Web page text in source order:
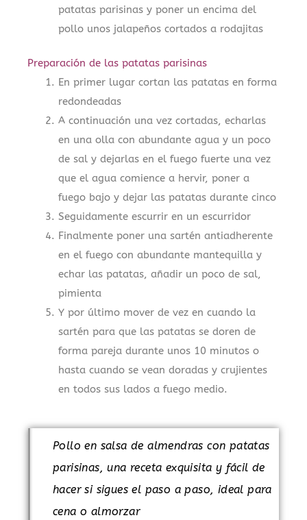
patatas parisinas y poner un encima del
pollo unos jalapeños cortados a rodajitas
Preparación de las patatas parisinas
En primer lugar cortan las patatas en forma
redondeadas
A continuación una vez cortadas, echarlas
en una olla con abundante agua y un poco
de sal y dejarlas en el fuego fuerte una vez
que el agua comience a hervir, poner a
fuego bajo y dejar las patatas durante cinco
Seguidamente escurrir en un escurridor
Finalmente poner una sartén antiadherente
en el fuego con abundante mantequilla y
echar las patatas, añadir un poco de sal,
pimienta
Y por último mover de vez en cuando la
sartén para que las patatas se doren de
forma pareja durante unos 10 minutos o
hasta cuando se vean doradas y crujientes
en todos sus lados a fuego medio.
Pollo en salsa de almendras con patatas
parisinas, una receta exquisita y fácil de
hacer si sigues el paso a paso, ideal para
cena o almorzar